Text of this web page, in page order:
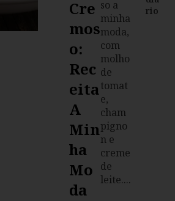
Cre
Mos
O:
Rec
Eita
A
Min
Ha
Mo
Da
so a
minha
moda,
com
molho
de
tomat
e,
cham
pigno
n e
creme
de
leite....
rio